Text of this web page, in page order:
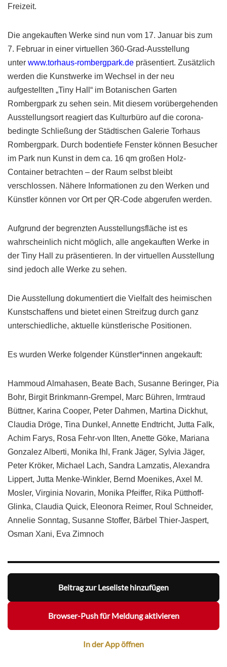
Freizeit.
Die angekauften Werke sind nun vom 17. Januar bis zum
7. Februar in einer virtuellen 360-Grad-Ausstellung
unter www.torhaus-rombergpark.de präsentiert. Zusätzlich
werden die Kunstwerke im Wechsel in der neu
aufgestellten „Tiny Hall“ im Botanischen Garten
Rombergpark zu sehen sein. Mit diesem vorübergehenden
Ausstellungsort reagiert das Kulturbüro auf die corona-
bedingte Schließung der Städtischen Galerie Torhaus
Rombergpark. Durch bodentiefe Fenster können Besucher
im Park nun Kunst in dem ca. 16 qm großen Holz-
Container betrachten – der Raum selbst bleibt
verschlossen. Nähere Informationen zu den Werken und
Künstler können vor Ort per QR-Code abgerufen werden.
Aufgrund der begrenzten Ausstellungsfläche ist es
wahrscheinlich nicht möglich, alle angekauften Werke in
der Tiny Hall zu präsentieren. In der virtuellen Ausstellung
sind jedoch alle Werke zu sehen.
Die Ausstellung dokumentiert die Vielfalt des heimischen
Kunstschaffens und bietet einen Streifzug durch ganz
unterschiedliche, aktuelle künstlerische Positionen.
Es wurden Werke folgender Künstler*innen angekauft:
Hammoud Almahasen, Beate Bach, Susanne Beringer, Pia
Bohr, Birgit Brinkmann-Grempel, Marc Bühren, Irmtraud
Büttner, Karina Cooper, Peter Dahmen, Martina Dickhut,
Claudia Dröge, Tina Dunkel, Annette Endtricht, Jutta Falk,
Achim Farys, Rosa Fehr-von Ilten, Anette Göke, Mariana
Gonzalez Alberti, Monika Ihl, Frank Jäger, Sylvia Jäger,
Peter Kröker, Michael Lach, Sandra Lamzatis, Alexandra
Lippert, Jutta Menke-Winkler, Bernd Moenikes, Axel M.
Mosler, Virginia Novarin, Monika Pfeiffer, Rika Pütthoff-
Glinka, Claudia Quick, Eleonora Reimer, Roul Schneider,
Annelie Sonntag, Susanne Stoffer, Bärbel Thier-Jaspert,
Osman Xani, Eva Zimnoch
Beitrag zur Leseliste hinzufügen
Browser-Push für Meldung aktivieren
In der App öffnen